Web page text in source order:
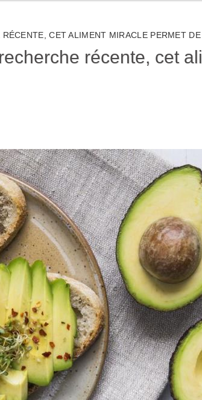
CET ALIMENT MIRACLE PERMET
récente, cet